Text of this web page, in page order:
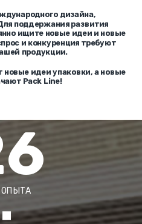
дизайна,
поддержания развития
ищите новые идеи и новые
и конкуренция требуют
продукции.
идеи упаковки, а новые
Pack Line!
ОПЫТА